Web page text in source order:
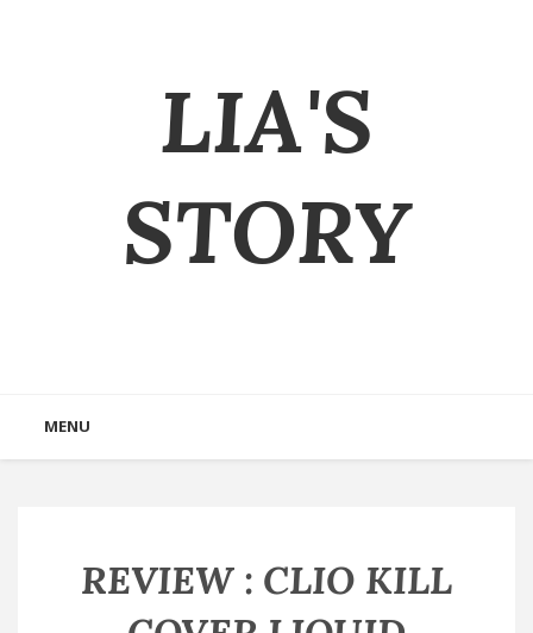
LIA'S
STORY
MENU
REVIEW : CLIO KILL